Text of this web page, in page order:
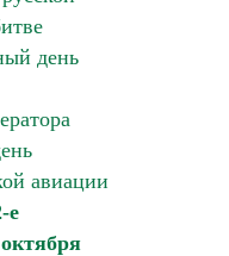
день
авиации
е